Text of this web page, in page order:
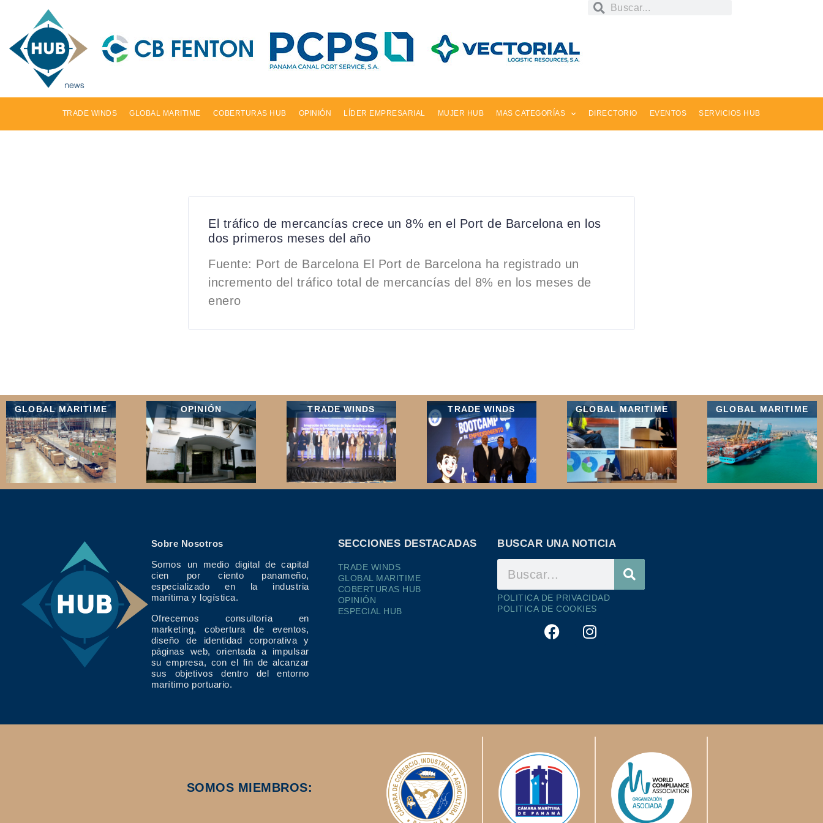
TRADE WINDS GLOBAL MARITIME COBERTURAS HUB OPINIÓN LÍDER EMPRESARIAL MUJER HUB MAS CATEGORÍAS DIRECTORIO EVENTOS SERVICIOS HUB
El tráfico de mercancías crece un 8% en el Port de Barcelona en los
dos primeros meses del año
Fuente: Port de Barcelona El Port de Barcelona ha registrado un
incremento del tráfico total de mercancías del 8% en los meses de
enero
GLOBAL MARITIME OPINIÓN TRADE WINDS TRADE WINDS GLOBAL MARITIME GLOBAL MARITIME
Sobre Nosotros
Somos un medio digital de capital
cien por ciento panameño,
especializado en la industria
marítima y logística.
Ofrecemos consultoría en
marketing, cobertura de eventos,
diseño de identidad corporativa y
páginas web, orientada a impulsar
su empresa, con el fin de alcanzar
sus objetivos dentro del entorno
marítimo portuario.
SECCIONES DESTACADAS
TRADE WINDS
GLOBAL MARITIME
COBERTURAS HUB
OPINIÓN
ESPECIAL HUB
BUSCAR UNA NOTICIA
POLITICA DE PRIVACIDAD
POLITICA DE COOKIES
SOMOS MIEMBROS: